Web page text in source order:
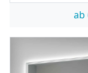
ab